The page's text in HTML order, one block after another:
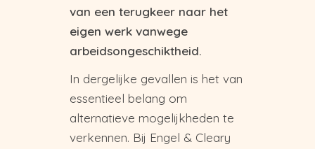
van een terugkeer naar het
eigen werk vanwege
arbeidsongeschiktheid.
In dergelijke gevallen is het van
essentieel belang om
alternatieve mogelijkheden te
verkennen. Bij Engel & Cleary